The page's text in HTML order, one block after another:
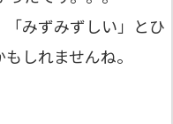
みずみずしい」とひ
しれませんね。